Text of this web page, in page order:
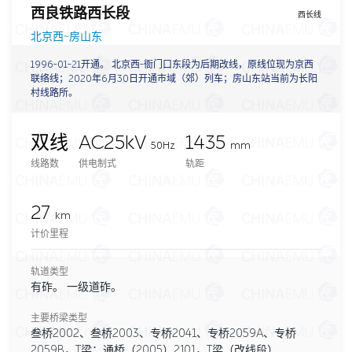
西长线
西良铁路西长段
北京西~房山东
1996-01-21开通。 北京西-衙门口东段为后期改线，原线位现为京西
联络线；2020年6月30日开通市域（郊）列车；房山东站当前为长阳
村线路所。
双线
线路数
AC25kV 50Hz
供电制式
1435 mm
轨距
27
km
计价里程
轨道类型
有砟。 一级道砟。
主要桥梁类型
叁桥2002、叁桥2003、专桥2041、专桥2059A、专桥